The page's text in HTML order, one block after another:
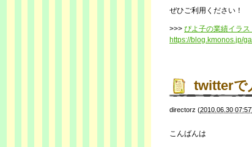
ぜひご利用ください！
>>> ぴよ子の業績イラス
https://blog.kmonos.jp/
twitterで
directorz (2010.06.30 07:57
こんばんは